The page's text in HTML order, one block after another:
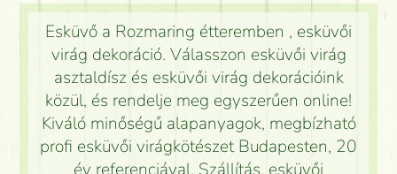
Esküvő a Rozmaring étteremben , esküvői
virág dekoráció. Válasszon esküvői virág
asztaldísz és esküvői virág dekorációink
közül, és rendelje meg egyszerűen online!
Kiváló minőségű alapanyagok, megbízható
profi esküvői virágkötészet Budapesten, 20